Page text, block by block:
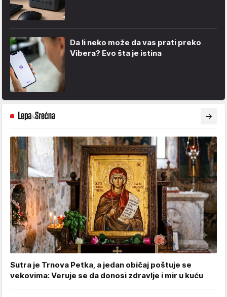
Da li neko može da vas prati preko
Vibera? Evo šta je istina
Sutra je Trnova Petka, a jedan običaj poštuje se
vekovima: Veruje se da donosi zdravlje i mir u kuću